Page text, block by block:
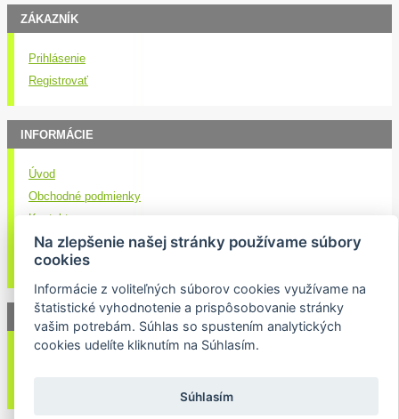
ZÁKAZNÍK
Prihlásenie
Registrovať
INFORMÁCIE
Úvod
Obchodné podmienky
Kontakt
Doručenie nákupu
Ochrana osobných údajov
NEWSLETTER
Na zlepšenie našej stránky používame súbory
cookies
Informácie z voliteľných súborov cookies využívame na
štatistické vyhodnotenie a prispôsobovanie stránky
vašim potrebám. Súhlas so spustením analytických
cookies udelíte kliknutím na Súhlasím.
Súhlasím